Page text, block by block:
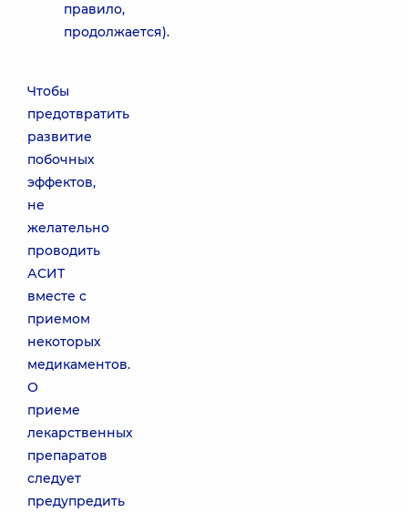
правило,
продолжается).
Чтобы
предотвратить
развитие
побочных
эффектов,
не
желательно
проводить
АСИТ
вместе с
приемом
некоторых
медикаментов.
О
приеме
лекарственных
препаратов
следует
предупредить